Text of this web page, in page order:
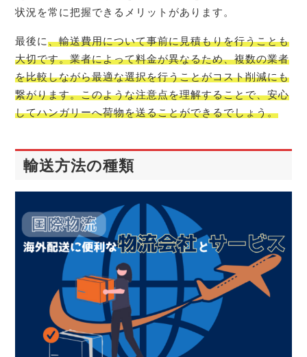
状況を常に把握できるメリットがあります。
最後に、輸送費用について事前に見積もりを行うことも
大切です。業者によって料金が異なるため、複数の業者
を比較しながら最適な選択を行うことがコスト削減にも
繋がります。このような注意点を理解することで、安心
してハンガリーへ荷物を送ることができるでしょう。
輸送方法の種類